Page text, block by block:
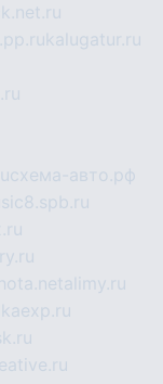
kalugatur.ru
схема-авто.рф
alimy.ru